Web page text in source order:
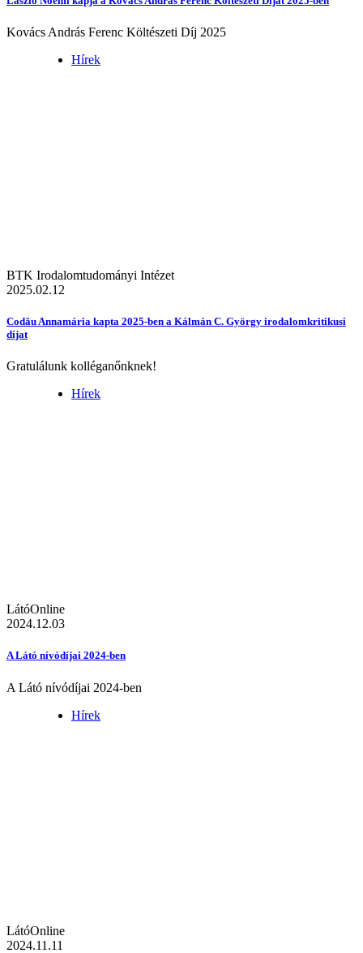
Kovács András Ferenc Költészeti Díj 2025
Hírek
BTK Irodalomtudományi Intézet
2025.02.12
Codău Annamária kapta 2025-ben a Kálmán C. György irodalomkritikusi
díjat
Gratulálunk kolléganőnknek!
Hírek
LátóOnline
2024.12.03
A Látó nívódíjai 2024-ben
A Látó nívódíjai 2024-ben
Hírek
LátóOnline
2024.11.11